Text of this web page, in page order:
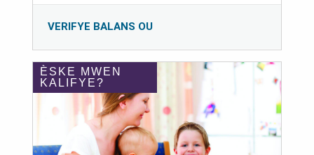
VERIFYE BALANS OU
ÈSKE MWEN
KALIFYE?